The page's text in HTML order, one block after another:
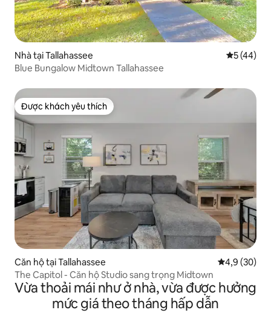
Nhà tại Tallahassee Xếp hạng
5 (44)
Blue Bungalow Midtown Tallahassee
Được khách yêu thích
Được khách yêu thích
Căn hộ tại Tallahassee Xếp hạng
4,9 (30)
The Capitol - Căn hộ Studio sang trọng Midtown
Vừa thoải mái như ở nhà, vừa được hưởng
mức giá theo tháng hấp dẫn